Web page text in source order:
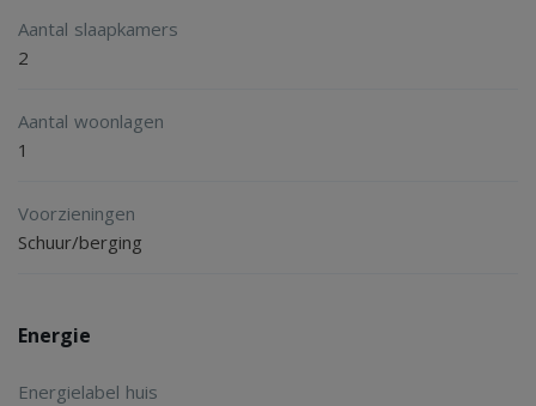
Aantal slaapkamers
2
Aantal woonlagen
1
Voorzieningen
Schuur/berging
Energie
Energielabel huis